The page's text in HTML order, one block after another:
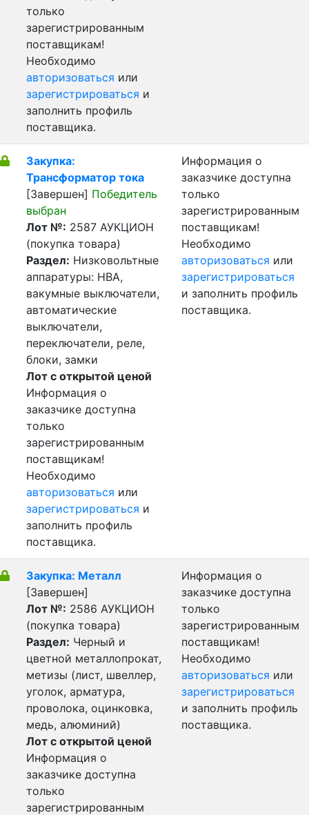
только
зарегистрированным
поставщикам!
Необходимо
авторизоваться или
зарегистрироваться и
заполнить профиль
поставщика.
Закупка:
Трансформатор тока
[Завершен] Победитель
выбран
Лот №: 2587 АУКЦИОН
(покупка товара)
Раздел: Низковольтные
аппаратуры: НВА,
вакумные выключатели,
автоматические
выключатели,
переключатели, реле,
блоки, замки
Лот с открытой ценой
Информация о
заказчике доступна
только
зарегистрированным
поставщикам!
Необходимо
авторизоваться или
зарегистрироваться и
заполнить профиль
поставщика.
Информация о
заказчике доступна
только
зарегистрированным
поставщикам!
Необходимо
авторизоваться или
зарегистрироваться
и заполнить профиль
поставщика.
Закупка: Металл
[Завершен]
Лот №: 2586 АУКЦИОН
(покупка товара)
Раздел: Черный и
цветной металлопрокат,
метизы (лист, швеллер,
уголок, арматура,
проволока, оцинковка,
медь, алюминий)
Лот с открытой ценой
Информация о
заказчике доступна
только
зарегистрированным
Информация о
заказчике доступна
только
зарегистрированным
поставщикам!
Необходимо
авторизоваться или
зарегистрироваться
и заполнить профиль
поставщика.